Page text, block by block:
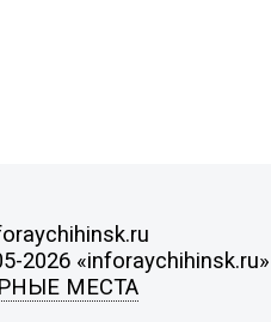
2026 «inforaychihinsk.ru»
МЕСТА